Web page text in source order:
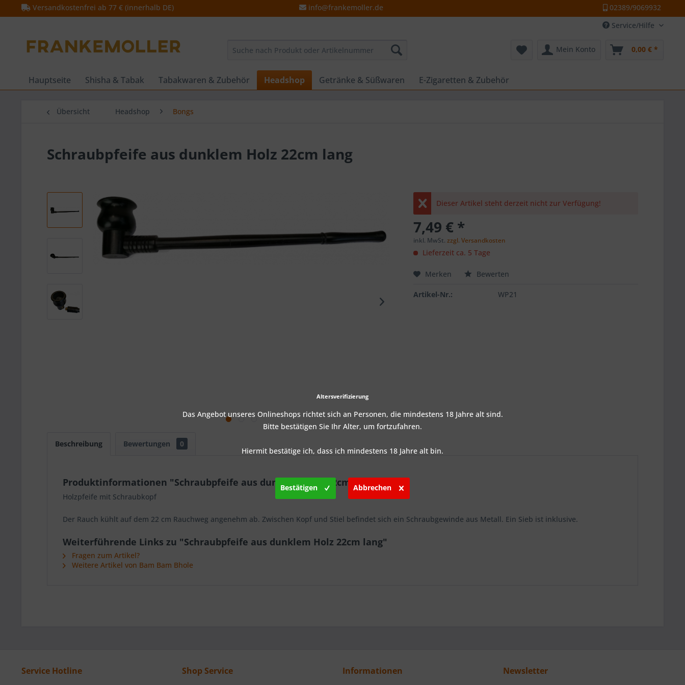
Versandkostenfrei ab 77 € (innerhalb DE) info@frankemoller.de
02389/9069932
Service/Hilfe
Mein Konto 0,00 € *
Hauptseite Shisha & Tabak Tabakwaren & Zubehör Headshop Getränke & Süßwaren E-Zigaretten & Zubehör
Übersicht Headshop Bongs
Schraubpfeife aus dunklem Holz 22cm lang
Dieser Artikel steht derzeit nicht zur Verfügung!
7,49 € *
inkl. MwSt.zzgl. Versandkosten
Lieferzeit ca. 5 Tage
Merken Bewerten
Artikel-Nr.: WP21
Beschreibung Bewertungen 0
Produktinformationen "Schraubpfeife aus dunklem Holz 22cm lang"
Holzpfeife mit Schraubkopf
Der Rauch kühlt auf dem 22 cm Rauchweg angenehm ab. Zwischen Kopf und Stiel befindet sich ein Schraubgewinde aus Metall. Ein Sieb ist inklusive.
Weiterführende Links zu "Schraubpfeife aus dunklem Holz 22cm lang"
Fragen zum Artikel?
Weitere Artikel von Bam Bam Bhole
Service Hotline Shop Service Informationen Newsletter
Altersverifizierung
Das Angebot unseres Onlineshops richtet sich an Personen, die mindestens 18 Jahre alt sind.
Bitte bestätigen Sie Ihr Alter, um fortzufahren.
Hiermit bestätige ich, dass ich mindestens 18 Jahre alt bin.
Bestätigen Abbrechen